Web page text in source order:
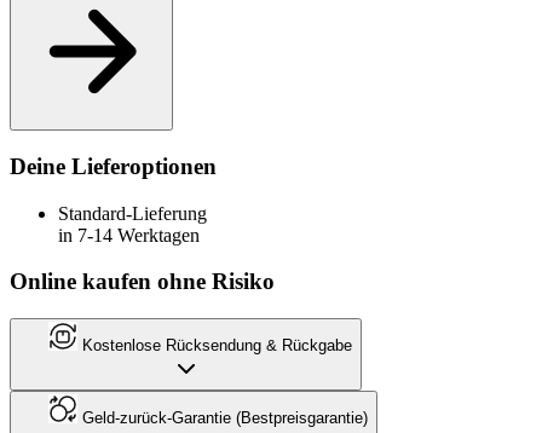
Deine Lieferoptionen
Standard-Lieferung
in 7-14 Werktagen
Online kaufen ohne Risiko
Kostenlose Rücksendung & Rückgabe
Geld-zurück-Garantie (Bestpreisgarantie)